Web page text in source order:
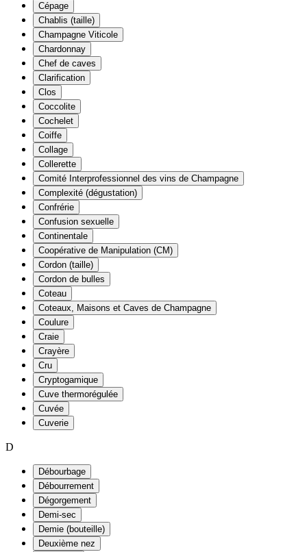
Cépage
Chablis (taille)
Champagne Viticole
Chardonnay
Chef de caves
Clarification
Clos
Coccolite
Cochelet
Coiffe
Collage
Collerette
Comité Interprofessionnel des vins de Champagne
Complexité (dégustation)
Confrérie
Confusion sexuelle
Continentale
Coopérative de Manipulation (CM)
Cordon (taille)
Cordon de bulles
Coteau
Coteaux, Maisons et Caves de Champagne
Coulure
Craie
Crayère
Cru
Cryptogamique
Cuve thermorégulée
Cuvée
Cuverie
D
Débourbage
Débourrement
Dégorgement
Demi-sec
Demie (bouteille)
Deuxième nez